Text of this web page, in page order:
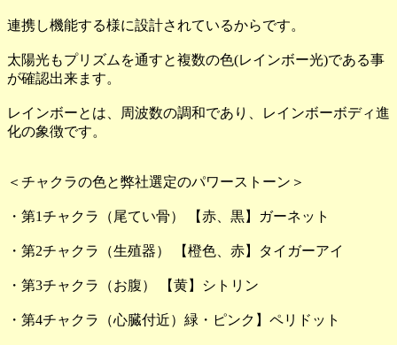
連携し機能する様に設計されているからです。
太陽光もプリズムを通すと複数の色(レインボー光)である事
が確認出来ます。
レインボーとは、周波数の調和であり、レインボーボディ進
化の象徴です。
＜チャクラの色と弊社選定のパワーストーン＞
・第1チャクラ（尾てい骨） 【赤、黒】ガーネット
・第2チャクラ（生殖器） 【橙色、赤】タイガーアイ
・第3チャクラ（お腹） 【黄】シトリン
・第4チャクラ（心臓付近）緑・ピンク】ペリドット